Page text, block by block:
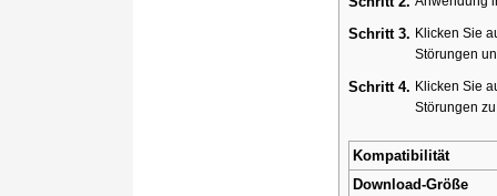
Schritt 3. Klicken Sie
Störungen
Schritt 4. Klicken Sie
Störungen
Kompatibilität
Download-Größe